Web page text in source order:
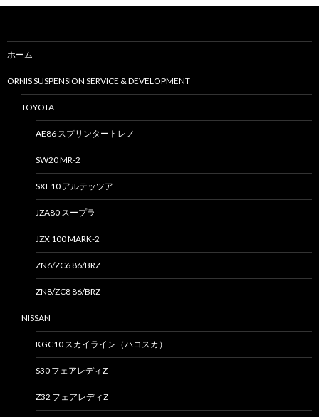
ホーム
ORNIS SUSPENSION SERVICE & DEVELOPMENT
TOYOTA
AE86 スプリンタートレノ
SW20 MR-2
SXE10 アルテッツア
JZA80 スープラ
JZX 100 MARK-2
ZN6/ZC6 86/BRZ
ZN8/ZC8 86/BRZ
NISSAN
KGC10 スカイライン（ハコスカ）
S30 フェアレディZ
Z32 フェアレディZ